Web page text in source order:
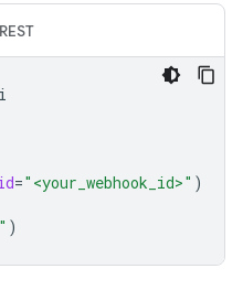
REST
="<your_webhook_id>" )
)